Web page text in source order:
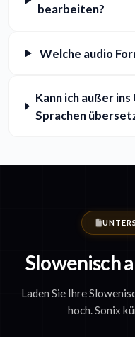
bearbeiten?
Welche audio
Kann ich außer
Sprachen
Slowenisch
Laden Sie Ihre
hoch. Sonix